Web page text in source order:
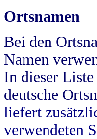
Ortsnamen
Bei den
Namen
In dieser
deutsche
liefert
verwendeten